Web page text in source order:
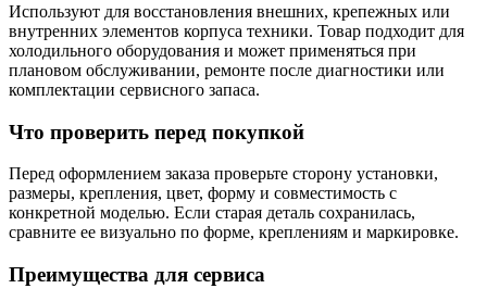
Используют для восстановления внешних, крепежных или
внутренних элементов корпуса техники. Товар подходит для
холодильного оборудования и может применяться при
плановом обслуживании, ремонте после диагностики или
комплектации сервисного запаса.
Что проверить перед покупкой
Перед оформлением заказа проверьте сторону установки,
размеры, крепления, цвет, форму и совместимость с
конкретной моделью. Если старая деталь сохранилась,
сравните ее визуально по форме, креплениям и маркировке.
Преимущества для сервиса